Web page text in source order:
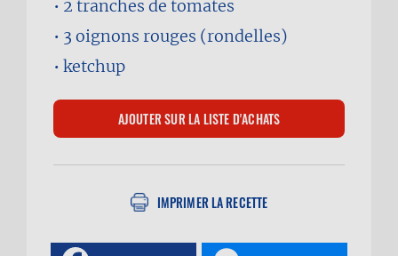
2 tranches de tomates
3 oignons rouges (rondelles)
ketchup
IMPRIMER LA RECETTE